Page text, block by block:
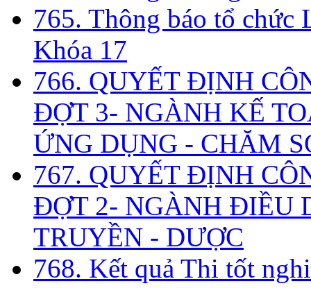
765. Thông báo tổ chức
Khóa 17
766. QUYẾT ĐỊNH
ĐỢT 3- NGÀNH KẾ
ỨNG DỤNG - CHĂM
767. QUYẾT ĐỊNH
ĐỢT 2- NGÀNH ĐIỀU
TRUYỀN - DƯỢC
768. Kết quả Thi tốt